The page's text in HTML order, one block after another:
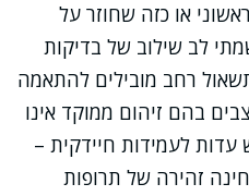
או כזה שחוזר על
לב שילוב של בדיקות
רחב מובילים להתאמה
בהם זיהום ממוקד אינו
עדות לעמידות חיידקית –
זהירה של תרופות